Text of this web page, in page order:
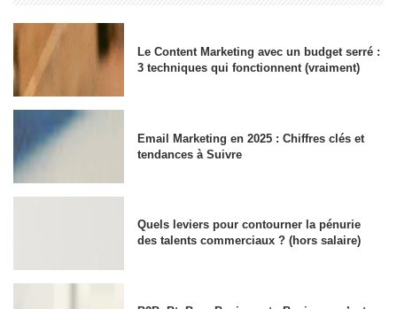
Le Content Marketing avec un budget serré :
3 techniques qui fonctionnent (vraiment)
Email Marketing en 2025 : Chiffres clés et
tendances à Suivre
Quels leviers pour contourner la pénurie
des talents commerciaux ? (hors salaire)